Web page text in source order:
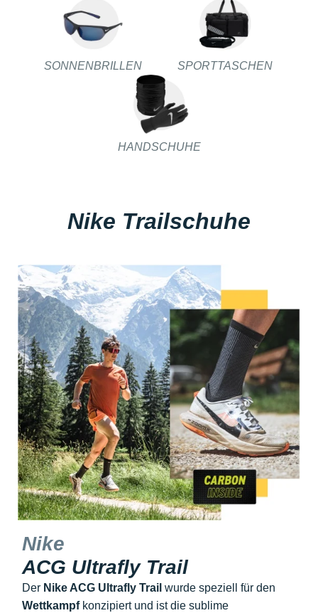
SONNENBRILLEN SPORTTASCHEN
HANDSCHUHE
Nike Trailschuhe
Nike
ACG Ultrafly Trail
Der Nike ACG Ultrafly Trail wurde speziell für den
Wettkampf konzipiert und ist die sublime